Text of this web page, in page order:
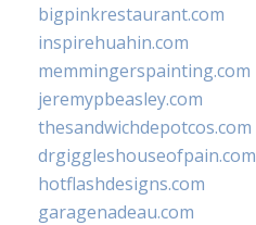
bigpinkrestaurant.com
inspirehuahin.com
memmingerspainting.com
jeremypbeasley.com
thesandwichdepotcos.com
drgiggleshouseofpain.com
hotflashdesigns.com
garagenadeau.com